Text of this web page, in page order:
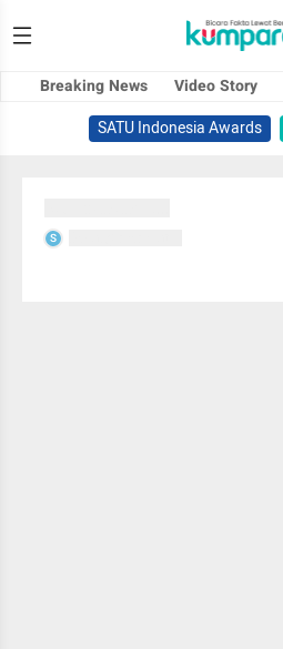
Breaking News Video Story
SATU Indonesia Awards
S